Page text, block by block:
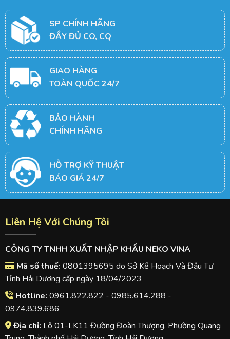
SP CHÍNH HÃNG
ĐẦY ĐỦ CO, CQ
GIAO HÀNG
TOÀN QUỐC 24/7
BẢO HÀNH
CHÍNH HÃNG
HỖ TRỢ KỸ THUẬT
BÁO GIÁ 24/7
Liên Hệ Với Chúng Tôi
CÔNG TY TNHH XUẤT NHẬP KHẨU NEKO VINA
Mã số thuế: 0801395695 do Sở Kế Hoạch Và Đầu Tư
Tỉnh Hải Dương cấp ngày 18/04/2023
Hotline: 0961.822.822 - 0985.614.288 -
0974.839.686
Địa chỉ: Lô 01-LK11 Đường Đoàn Thượng, Phường Quang